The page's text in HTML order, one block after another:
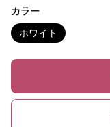
カラー
ホワイト